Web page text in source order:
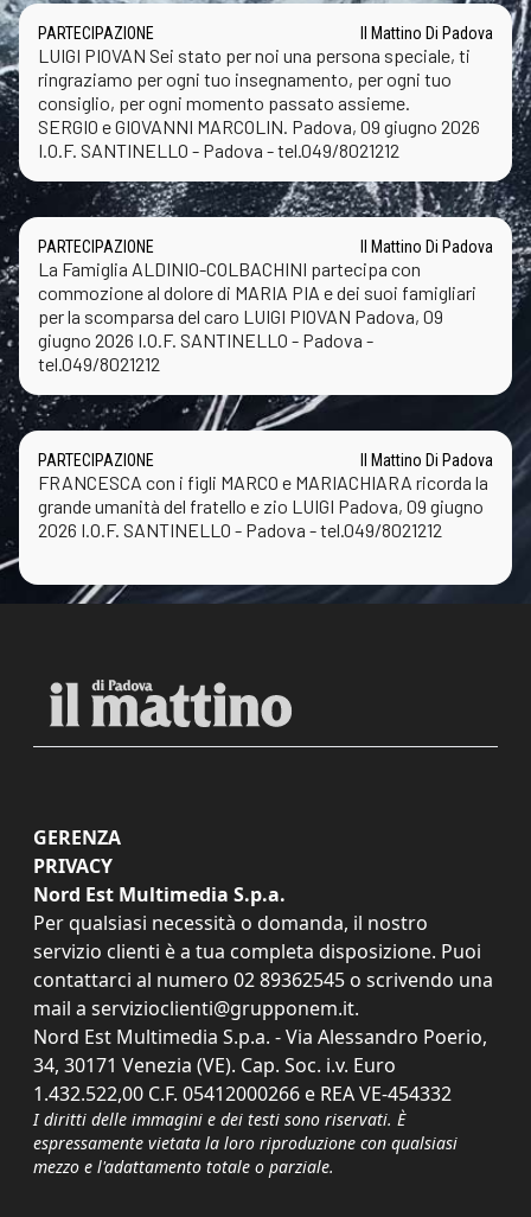
PARTECIPAZIONE Il Mattino Di Padova
LUIGI PIOVAN Sei stato per noi una persona speciale, ti
ringraziamo per ogni tuo insegnamento, per ogni tuo
consiglio, per ogni momento passato assieme.
SERGIO e GIOVANNI MARCOLIN. Padova, 09 giugno 2026
I.O.F. SANTINELLO - Padova - tel.049/8021212
PARTECIPAZIONE Il Mattino Di Padova
La Famiglia ALDINIO-COLBACHINI partecipa con
commozione al dolore di MARIA PIA e dei suoi famigliari
per la scomparsa del caro LUIGI PIOVAN Padova, 09
giugno 2026 I.O.F. SANTINELLO - Padova -
tel.049/8021212
PARTECIPAZIONE Il Mattino Di Padova
FRANCESCA con i figli MARCO e MARIACHIARA ricorda la
grande umanità del fratello e zio LUIGI Padova, 09 giugno
2026 I.O.F. SANTINELLO - Padova - tel.049/8021212
GERENZA
PRIVACY
Nord Est Multimedia S.p.a.
Per qualsiasi necessità o domanda, il nostro
servizio clienti è a tua completa disposizione. Puoi
contattarci al numero 02 89362545 o scrivendo una
mail a servizioclienti@grupponem.it.
Nord Est Multimedia S.p.a. - Via Alessandro Poerio,
34, 30171 Venezia (VE). Cap. Soc. i.v. Euro
1.432.522,00 C.F. 05412000266 e REA VE-454332
I diritti delle immagini e dei testi sono riservati. È
espressamente vietata la loro riproduzione con qualsiasi
mezzo e l'adattamento totale o parziale.